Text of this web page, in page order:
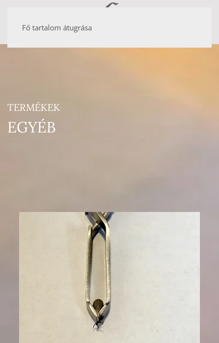
Fő tartalom átugrása
TERMÉKEK
EGYÉB